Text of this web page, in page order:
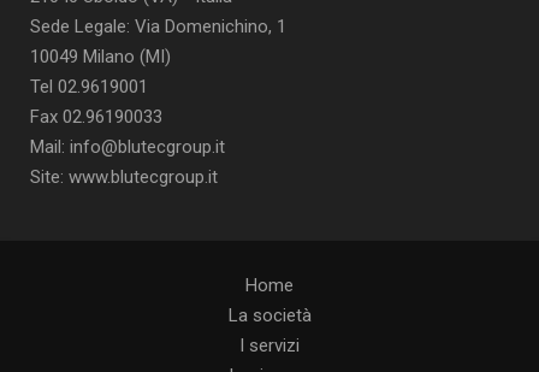
Sede Legale: Via Domenichino, 1
10049 Milano (MI)
Tel 02.9619001
Fax 02.96190033
Mail: info@blutecgroup.it
Site: www.blutecgroup.it
Home
La società
I servizi